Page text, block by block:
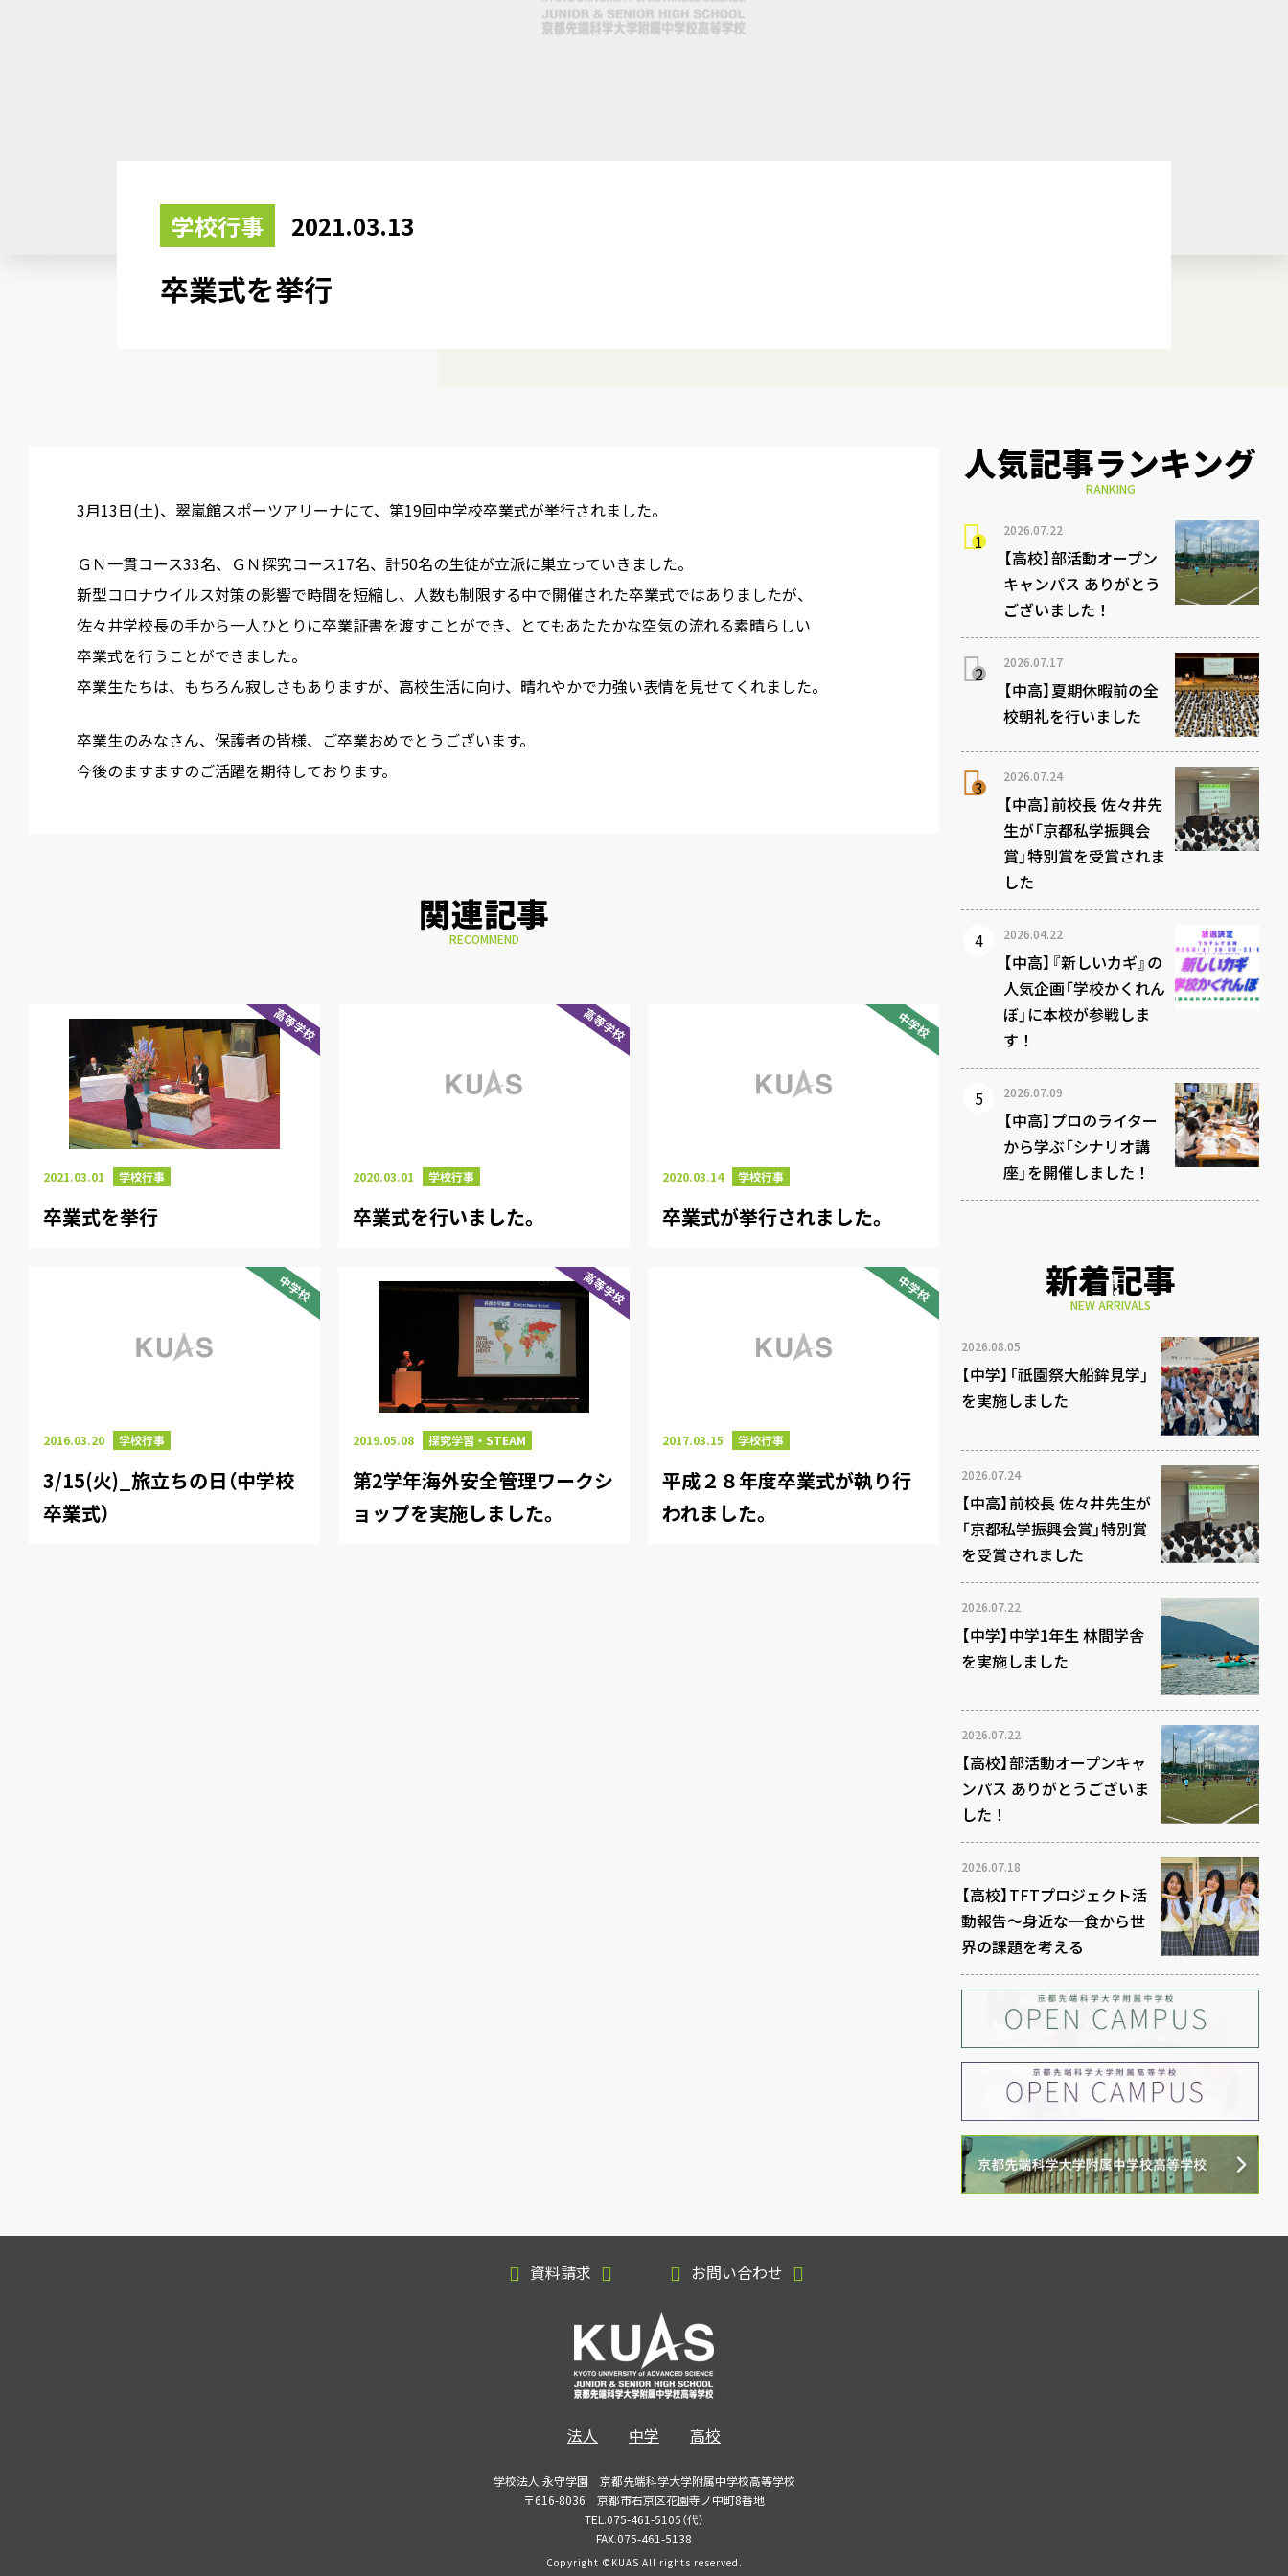
学校行事 2021.03.13
卒業式を挙行
3月13日(土)、翠嵐館スポーツアリーナにて、第19回中学校卒業式が挙行されました。
ＧＮ一貫コース33名、ＧＮ探究コース17名、計50名の生徒が立派に巣立っていきました。
新型コロナウイルス対策の影響で時間を短縮し、人数も制限する中で開催された卒業式ではありましたが、
佐々井学校長の手から一人ひとりに卒業証書を渡すことができ、とてもあたたかな空気の流れる素晴らしい
卒業式を行うことができました。
卒業生たちは、もちろん寂しさもありますが、高校生活に向け、晴れやかで力強い表情を見せてくれました。
卒業生のみなさん、保護者の皆様、ご卒業おめでとうございます。
今後のますますのご活躍を期待しております。
関連記事
RECOMMEND
高等学校
2021.03.01 学校行事
卒業式を挙行
高等学校
2020.03.01 学校行事
卒業式を行いました。
中学校
2020.03.14 学校行事
卒業式が挙行されました。
中学校
2016.03.20 学校行事
3/15(火)_旅立ちの日（中学校
卒業式）
高等学校
2019.05.08 探究学習・STEAM
第2学年海外安全管理ワークシ
ョップを実施しました。
中学校
2017.03.15 学校行事
平成２８年度卒業式が執り行
われました。
人気記事ランキング
RANKING
2026.07.22
【高校】部活動オープン
キャンパス ありがとう
ございました！
2026.07.17
【中高】夏期休暇前の全
校朝礼を行いました
2026.07.24
【中高】前校長 佐々井先
生が「京都私学振興会
賞」特別賞を受賞されま
した
2026.04.22
【中高】『新しいカギ』の
人気企画「学校かくれん
ぼ」に本校が参戦しま
す！
2026.07.09
【中高】プロのライター
から学ぶ「シナリオ講
座」を開催しました！
新着記事
NEW ARRIVALS
2026.08.05
【中学】「祇園祭大船鉾見学」
を実施しました
2026.07.24
【中高】前校長 佐々井先生が
「京都私学振興会賞」特別賞
を受賞されました
2026.07.22
【中学】中学1年生 林間学舎
を実施しました
2026.07.22
【高校】部活動オープンキャ
ンパス ありがとうございま
した！
2026.07.18
【高校】TFTプロジェクト活
動報告～身近な一食から世
界の課題を考える
資料請求 お問い合わせ
法人 中学 高校
学校法人 永守学園 京都先端科学大学附属中学校高等学校
〒616-8036 京都市右京区花園寺ノ中町8番地
TEL.075-461-5105（代）
FAX.075-461-5138
Copyright ©KUAS All rights reserved.